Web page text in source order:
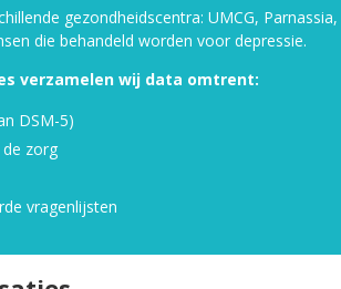
gezondheidscentra: UMCG,
die behandeld worden voor depressie.
verzamelen wij data omtrent:
DSM-5)
zorg
vragenlijsten